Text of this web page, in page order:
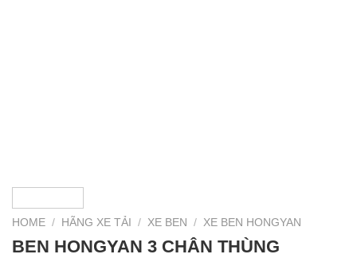
HOME / HÃNG XE TẢI / XE BEN / XE BEN HONGYAN
BEN HONGYAN 3 CHÂN THÙNG